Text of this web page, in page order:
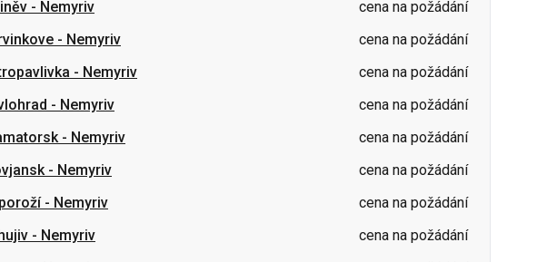
-Nemyriv
cena na požádání
-Nemyriv
cena na požádání
-Nemyriv
cena na požádání
-Nemyriv
cena na požádání
-Nemyriv
cena na požádání
-Nemyriv cena na požádání
Charkov → Kyjev